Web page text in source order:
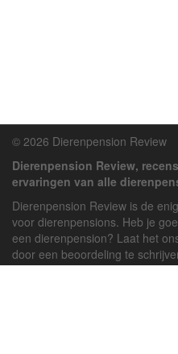
© 2026 Dierenpension Review
Dierenpension Review,
ervaringen van alle
Dierenpension Review is de
voor dierenpensions. Heb je
een dierenpension? Laat het
door een beoordeling te